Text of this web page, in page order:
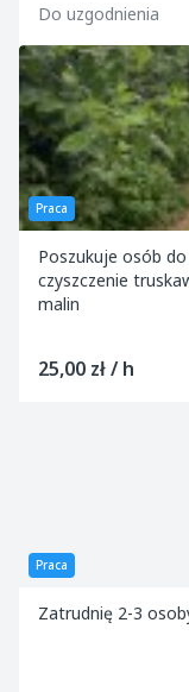
Do uzgodnienia
Praca
Poszukuje osób
czyszczenie
malin
25,00 zł / h
Praca
Zatrudnię 2-3